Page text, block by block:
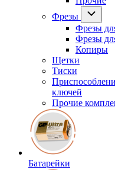
Фрезы
Фрезы
Фрезы
Копиры
Щетки
Тиски
ключей
Прочие
Батарейки